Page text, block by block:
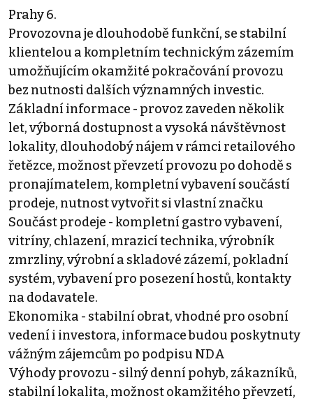
Prahy 6.
Provozovna je dlouhodobě funkční, se stabilní
klientelou a kompletním technickým zázemím
umožňujícím okamžité pokračování provozu
bez nutnosti dalších významných investic.
Základní informace - provoz zaveden několik
let, výborná dostupnost a vysoká návštěvnost
lokality, dlouhodobý nájem v rámci retailového
řetězce, možnost převzetí provozu po dohodě s
pronajímatelem, kompletní vybavení součástí
prodeje, nutnost vytvořit si vlastní značku
Součást prodeje - kompletní gastro vybavení,
vitríny, chlazení, mrazicí technika, výrobník
zmrzliny, výrobní a skladové zázemí, pokladní
systém, vybavení pro posezení hostů, kontakty
na dodavatele.
Ekonomika - stabilní obrat, vhodné pro osobní
vedení i investora, informace budou poskytnuty
vážným zájemcům po podpisu NDA
Výhody provozu - silný denní pohyb, zákazníků,
stabilní lokalita, možnost okamžitého převzetí,